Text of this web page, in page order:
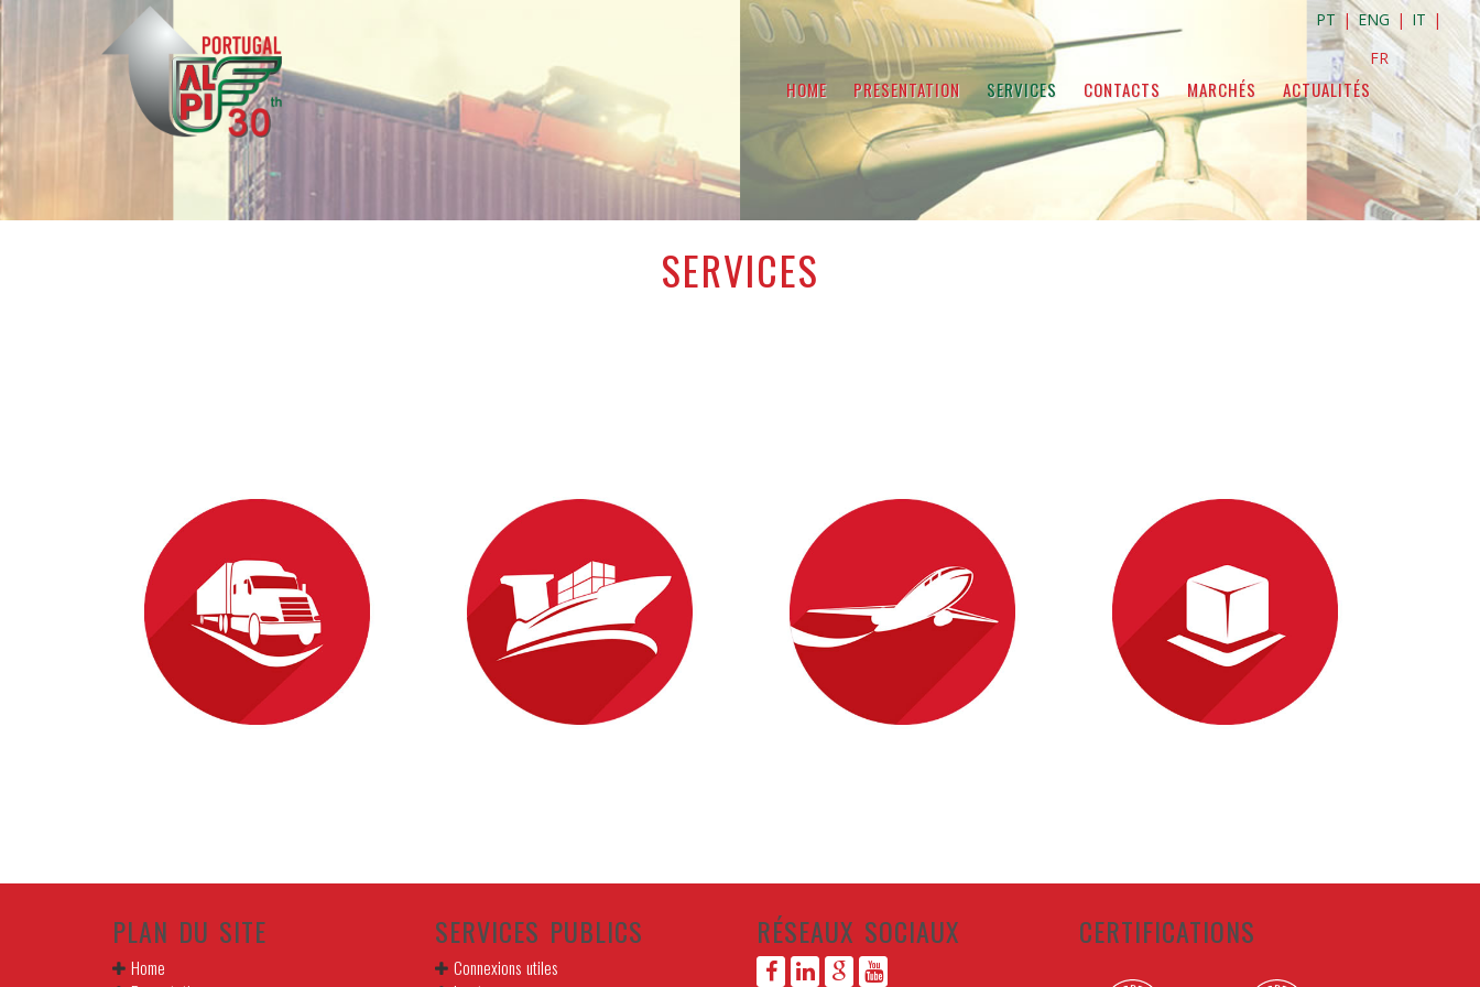
PT |ENG | IT |
FR
HOME PRESENTATION SERVICES CONTACTS MARCHÉS ACTUALITÉS
SERVICES
PLAN DU SITE
Home
SERVICES PUBLICS
Connexions utiles
RÉSEAUX SOCIAUX CERTIFICATIONS